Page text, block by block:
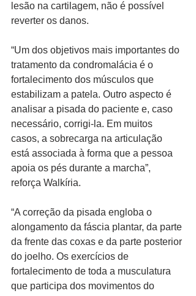
lesão na cartilagem, não é possível
reverter os danos.
“Um dos objetivos mais importantes do
tratamento da condromalácia é o
fortalecimento dos músculos que
estabilizam a patela. Outro aspecto é
analisar a pisada do paciente e, caso
necessário, corrigi-la. Em muitos
casos, a sobrecarga na articulação
está associada à forma que a pessoa
apoia os pés durante a marcha”,
reforça Walkíria.
“A correção da pisada engloba o
alongamento da fáscia plantar, da parte
da frente das coxas e da parte posterior
do joelho. Os exercícios de
fortalecimento de toda a musculatura
que participa dos movimentos do